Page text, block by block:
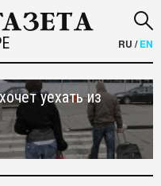
RU /EN
уехать из